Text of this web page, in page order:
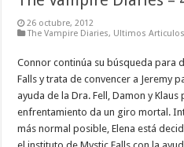
26 octubre, 2012
The Vampire Diaries, Ultimos
Connor continúa su búsqueda para
Falls y trata de convencer a Jeremy
ayuda de la Dra. Fell, Damon y
enfrentamiento da un giro mortal.
más normal posible, Elena está